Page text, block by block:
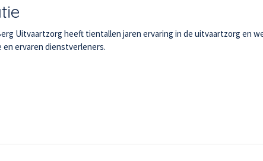
Uitvaartzorg heeft tientallen jaren ervaring in de uitvaartzorg en
en ervaren dienstverleners.